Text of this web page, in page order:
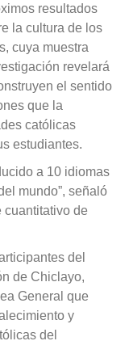
resultados
la cultura de los
cuya muestra
revelará
el sentido
que la
católicas
estudiantes.
a 10 idiomas
mundo”, señaló
cuantitativo de
del
de Chiclayo,
General que
y
del